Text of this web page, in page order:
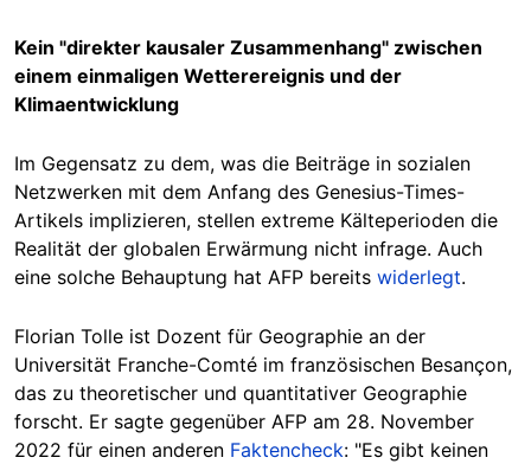
Kein "direkter kausaler Zusammenhang" zwischen
einem einmaligen Wetterereignis und der
Klimaentwicklung
Im Gegensatz zu dem, was die Beiträge in sozialen
Netzwerken mit dem Anfang des Genesius-Times-
Artikels implizieren, stellen extreme Kälteperioden die
Realität der globalen Erwärmung nicht infrage. Auch
eine solche Behauptung hat AFP bereits widerlegt.
Florian Tolle ist Dozent für Geographie an der
Universität Franche-Comté im französischen Besançon,
das zu theoretischer und quantitativer Geographie
forscht. Er sagte gegenüber AFP am 28. November
2022 für einen anderen Faktencheck: "Es gibt keinen